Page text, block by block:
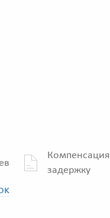
задержку